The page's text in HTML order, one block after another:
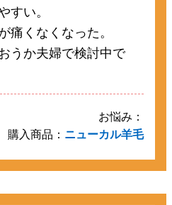
すい。
痛くなくなった。
うか夫婦で検討中で
お悩み：
購入商品： ニューカル羊毛